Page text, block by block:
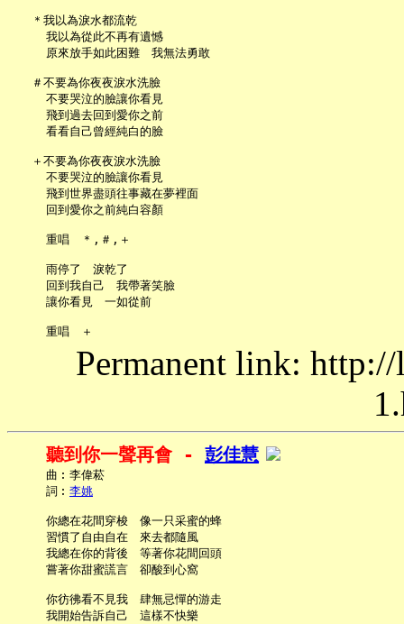
   ＊我以為淚水都流乾
     我以為從此不再有遺憾
     原來放手如此困難　我無法勇敢
   ＃不要為你夜夜淚水洗臉
     不要哭泣的臉讓你看見
     飛到過去回到愛你之前
     看看自己曾經純白的臉
   ＋不要為你夜夜淚水洗臉
     不要哭泣的臉讓你看見
     飛到世界盡頭往事藏在夢裡面
     回到愛你之前純白容顏
     重唱　＊,＃,＋
     雨停了　淚乾了
     回到我自己　我帶著笑臉
     讓你看見　一如從前
Permanent link:
聽到你一聲再會 - 彭佳慧
     曲︰李偉菘
     詞︰
李姚
     你總在花間穿梭　像一只采蜜的蜂
     習慣了自由自在　來去都隨風
     我總在你的背後　等著你花間回頭
     嘗著你甜蜜謊言　卻酸到心窩
     你彷彿看不見我　肆無忌憚的游走
     我開始告訴自己　這樣不快樂